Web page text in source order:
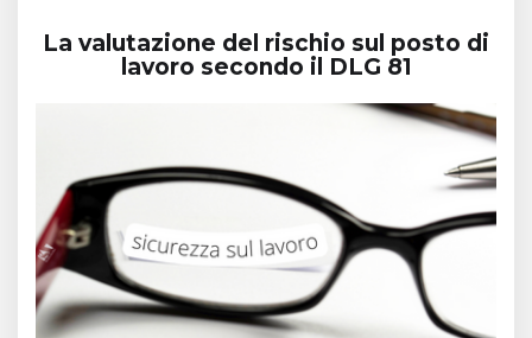
La valutazione del rischio sul posto di
lavoro secondo il DLG 81